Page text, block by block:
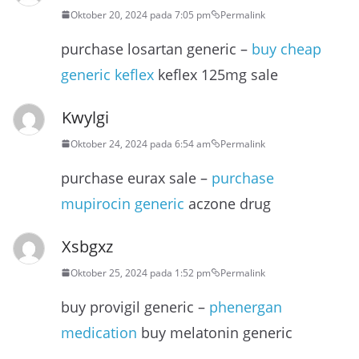
Oktober 20, 2024 pada 7:05 pm Permalink
purchase losartan generic – buy cheap
generic keflex keflex 125mg sale
Kwylgi
Oktober 24, 2024 pada 6:54 am Permalink
purchase eurax sale – purchase
mupirocin generic aczone drug
Xsbgxz
Oktober 25, 2024 pada 1:52 pm Permalink
buy provigil generic – phenergan
medication buy melatonin generic